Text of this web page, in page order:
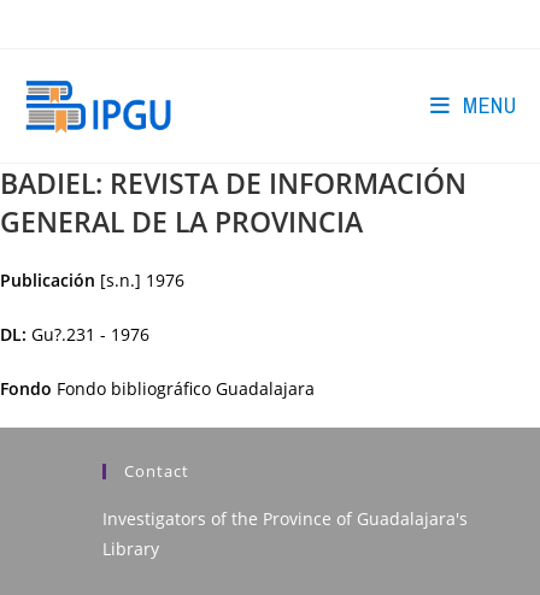
MENU
BADIEL: REVISTA DE INFORMACIÓN
GENERAL DE LA PROVINCIA
Publicación [s.n.] 1976
DL: Gu?.231 - 1976
Fondo Fondo bibliográfico Guadalajara
Contact
Investigators of the Province of Guadalajara's
Library